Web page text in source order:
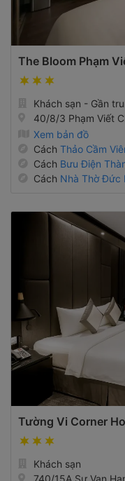
The Bloom Phạm
Khách sạn - Gần
40/8/3 Phạm Viết
Xem bản đồ
Cách Thảo Cầm
Cách Bưu Điện
Cách Nhà Thờ Đức
Tường Vi Corner
Khách sạn